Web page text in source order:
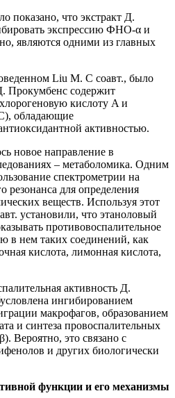
показано, что экстракт Д.
экспрессию ФНО-α и
являются одними из главных
Liu M. С соавт., было
Прокумбенс содержит
кислоту A и
обладающие
активностью.
новое направление в
– метаболомика. Одним
спектрометрии на
резонанса для определения
веществ. Используя этот
установили, что этаноловый
противовоспалительное
в нем таких соединений, как
кислота, лимонная кислота,
активность Д.
ингибированием
макрофагов, образованием
и синтеза провоспалительных
это связано с
и других биологически
функции и его механизмы